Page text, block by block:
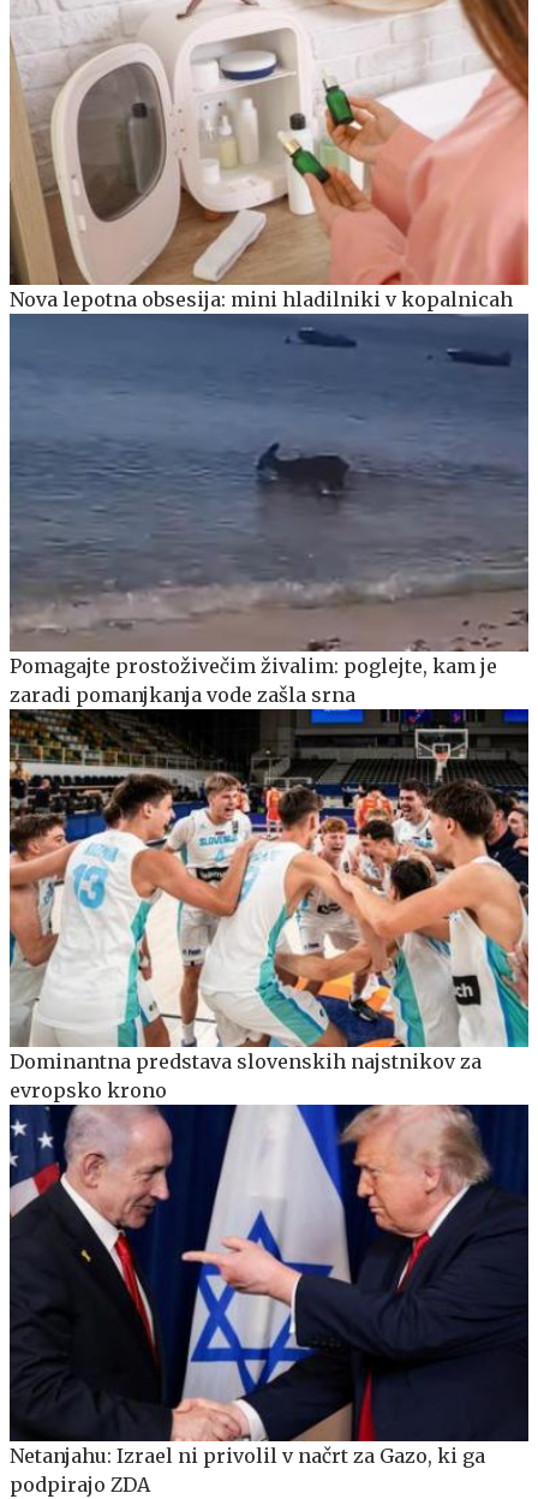
Nova lepotna obsesija: mini hladilniki v kopalnicah
Pomagajte prostoživečim živalim: poglejte, kam je
zaradi pomanjkanja vode zašla srna
Dominantna predstava slovenskih najstnikov za
evropsko krono
Netanjahu: Izrael ni privolil v načrt za Gazo, ki ga
podpirajo ZDA